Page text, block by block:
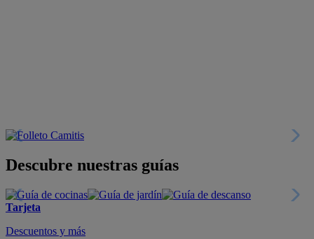
Descubre nuestras guías
Tarjeta
Descuentos y más